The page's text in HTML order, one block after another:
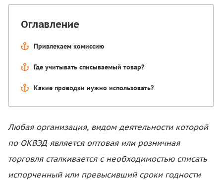
Оглавление
Привлекаем комиссию
Где учитывать списываемый товар?
Какие проводки нужно использовать?
Любая организация, видом деятельности которой
по ОКВЭД является оптовая или розничная
торговля сталкивается с необходимостью списать
испорченный или превысивший сроки годности